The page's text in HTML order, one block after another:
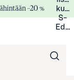
–20 %
S-